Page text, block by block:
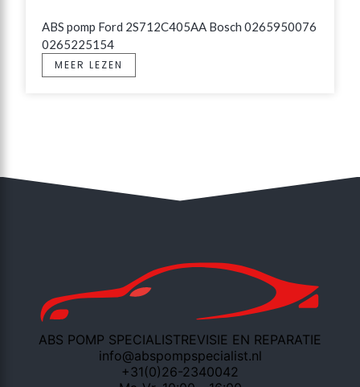
ABS pomp Ford 2S712C405AA Bosch 0265950076
0265225154
MEER LEZEN
ABS POMP SPECIALISTREVISIE EN REPARATIE
info@abspompspecialist.nl
+31(0)26-2340042